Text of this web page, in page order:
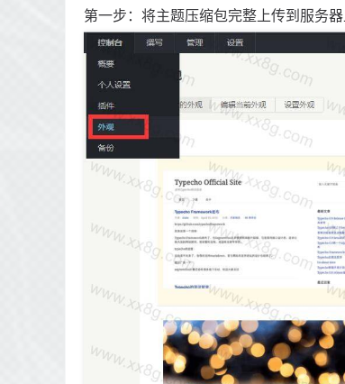
第一步：将主题压缩包完整上传到服务